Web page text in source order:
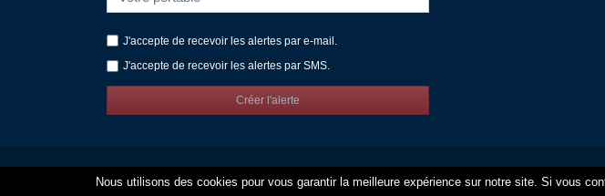
J'accepte de recevoir les alertes par e-mail.
J'accepte de recevoir les alertes par SMS.
Créer l'alerte
Nous utilisons des cookies pour vous garantir la meilleure expérience sur notre site. Si vous